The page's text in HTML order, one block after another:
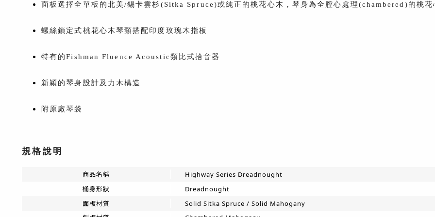
面板選擇全單板的北美/錫卡雲杉(Sitka Spruce)或純正的桃花心木，琴身為全腔心處理(chambered)的桃花
螺絲鎖定式桃花心木琴頸搭配印度玫瑰木指板
特有的Fishman Fluence Acoustic類比式拾音器
新穎的琴身設計及力木構造
附原廠琴袋
規格說明
商品名稱
Highway Series Dreadnought
桶身形狀
Dreadnought
面板材質
Solid Sitka Spruce / Solid Mahogany